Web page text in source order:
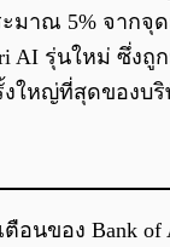
มาณ 5% จากจุ
AI รุ่นใหม่ ซึ่งถู
ใหญ่ที่สุดของบ
อนของ Bank of